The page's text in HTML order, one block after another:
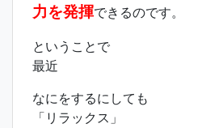
力を発揮できるのです。
ということで
最近
なにをするにしても
「リラックス」